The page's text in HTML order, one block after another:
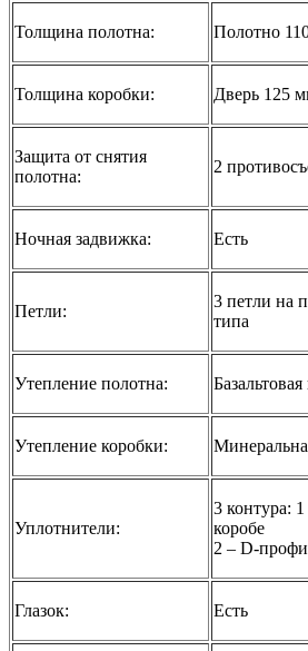
Толщина полотна: Полотно
Толщина коробки: Дверь 125
Защита от снятия
полотна:
2
Ночная задвижка: Есть
Петли:
3 петли на
типа
Утепление полотна:
Утепление коробки:
Уплотнители:
3
коробе
2 – D-
Глазок: Есть